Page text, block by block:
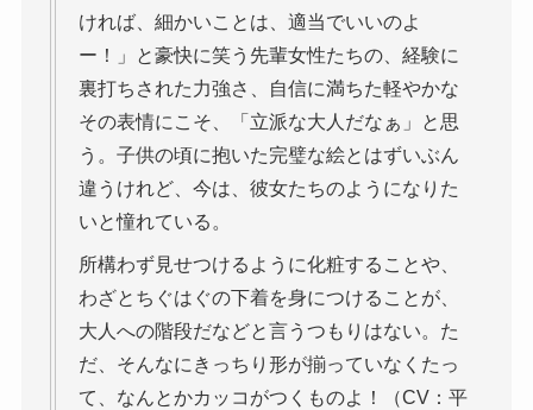
ければ、細かいことは、適当でいいのよ
ー！」と豪快に笑う先輩女性たちの、経験に
裏打ちされた力強さ、自信に満ちた軽やかな
その表情にこそ、「立派な大人だなぁ」と思
う。子供の頃に抱いた完璧な絵とはずいぶん
違うけれど、今は、彼女たちのようになりた
いと憧れている。
所構わず見せつけるように化粧することや、
わざとちぐはぐの下着を身につけることが、
大人への階段だなどと言うつもりはない。た
だ、そんなにきっちり形が揃っていなくたっ
て、なんとかカッコがつくものよ！（CV：平